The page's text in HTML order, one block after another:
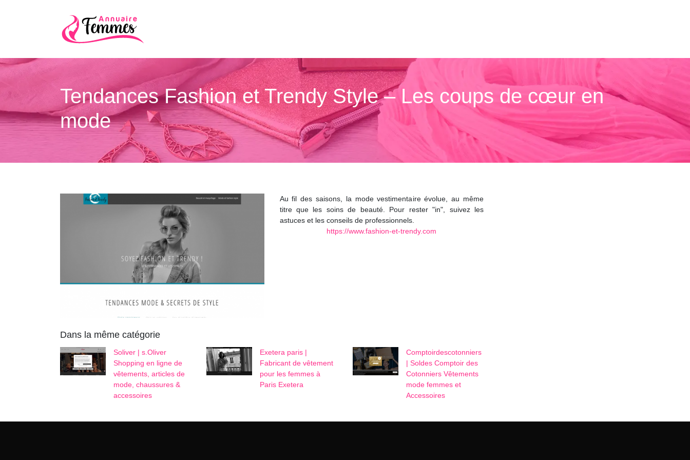
Tendances Fashion et Trendy Style – Les coups de cœur en
mode
Au fil des saisons, la mode vestimentaire évolue, au même
titre que les soins de beauté. Pour rester "in", suivez les
astuces et les conseils de professionnels.
https://www.fashion-et-trendy.com
Dans la même catégorie
Soliver | s.Oliver
Shopping en ligne de
vêtements, articles de
mode, chaussures &
accessoires
Exetera paris |
Fabricant de vêtement
pour les femmes à
Paris Exetera
Comptoirdescotonniers
| Soldes Comptoir des
Cotonniers Vêtements
mode femmes et
Accessoires